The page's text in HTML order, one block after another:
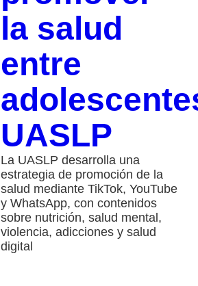
la salud
entre
UASLP
La UASLP desarrolla una
estrategia de promoción de la
salud mediante TikTok, YouTube
y WhatsApp, con contenidos
sobre nutrición, salud mental,
violencia, adicciones y salud
digital